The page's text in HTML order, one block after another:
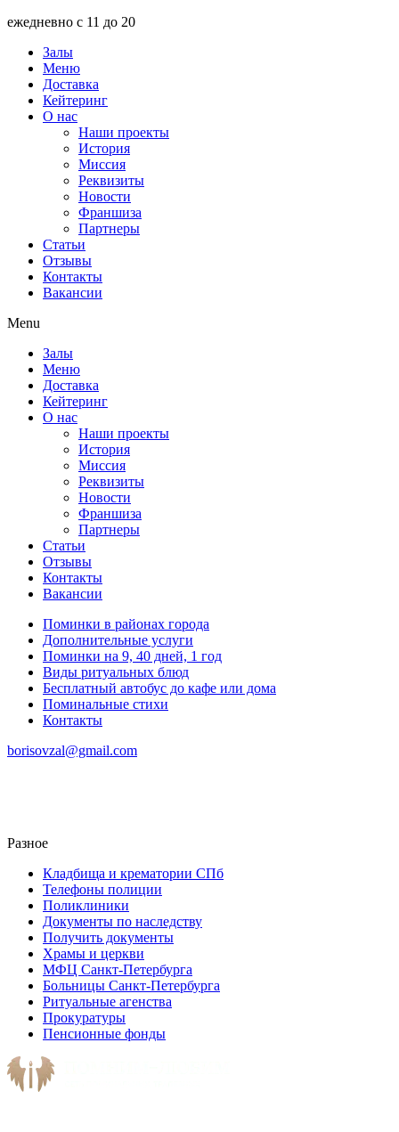
ежедневно с 11 до 20
Залы
Меню
Доставка
Кейтеринг
О нас
Наши проекты
История
Миссия
Реквизиты
Новости
Франшиза
Партнеры
Статьи
Отзывы
Контакты
Вакансии
Menu
Залы
Меню
Доставка
Кейтеринг
О нас
Наши проекты
История
Миссия
Реквизиты
Новости
Франшиза
Партнеры
Статьи
Отзывы
Контакты
Вакансии
Поминки в районах города
Дополнительные услуги
Поминки на 9, 40 дней, 1 год
Виды ритуальных блюд
Бесплатный автобус до кафе или дома
Поминальные стихи
Контакты
borisovzal@gmail.com
Разное
Кладбища и крематории СПб
Телефоны полиции
Поликлиники
Документы по наследству
Получить документы
Храмы и церкви
МФЦ Санкт-Петербурга
Больницы Санкт-Петербурга
Ритуальные агенства
Прокуратуры
Пенсионные фонды